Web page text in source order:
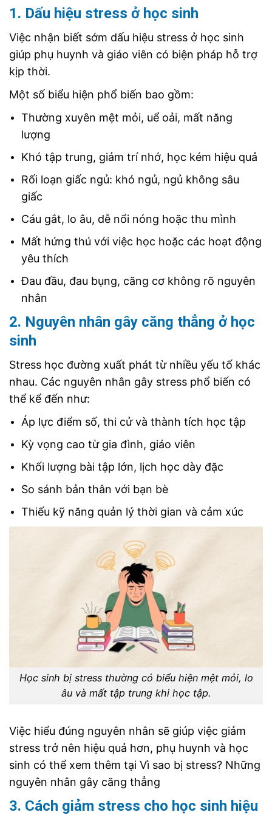
1. Dấu hiệu stress ở học sinh
Việc nhận biết sớm dấu hiệu stress ở học sinh
giúp phụ huynh và giáo viên có biện pháp hỗ trợ
kịp thời.
Một số biểu hiện phổ biến bao gồm:
Thường xuyên mệt mỏi, uể oải, mất năng
lượng
Khó tập trung, giảm trí nhớ, học kém hiệu quả
Rối loạn giấc ngủ: khó ngủ, ngủ không sâu
giấc
Cáu gắt, lo âu, dễ nổi nóng hoặc thu mình
Mất hứng thú với việc học hoặc các hoạt động
yêu thích
Đau đầu, đau bụng, căng cơ không rõ nguyên
nhân
2. Nguyên nhân gây căng thẳng ở học
sinh
Stress học đường xuất phát từ nhiều yếu tố khác
nhau. Các nguyên nhân gây stress phổ biến có
thể kể đến như:
Áp lực điểm số, thi cử và thành tích học tập
Kỳ vọng cao từ gia đình, giáo viên
Khối lượng bài tập lớn, lịch học dày đặc
So sánh bản thân với bạn bè
Thiếu kỹ năng quản lý thời gian và cảm xúc
Học sinh bị stress thường có biểu hiện mệt mỏi, lo
âu và mất tập trung khi học tập.
Việc hiểu đúng nguyên nhân sẽ giúp việc giảm
stress trở nên hiệu quả hơn, phụ huynh và học
sinh có thể xem thêm tại Vì sao bị stress? Những
nguyên nhân gây căng thẳng
3. Cách giảm stress cho học sinh hiệu